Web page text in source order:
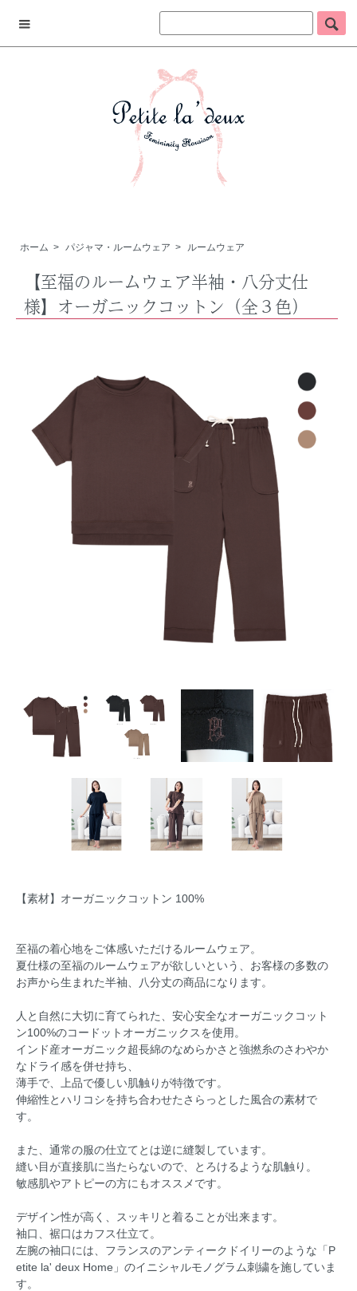
ホーム > パジャマ・ルームウェア > ルームウェア
【至福のルームウェア半袖・八分丈仕
様】オーガニックコットン（全３色）
【素材】オーガニックコットン 100%
至福の着心地をご体感いただけるルームウェア。
夏仕様の至福のルームウェアが欲しいという、お客様の多数の
お声から生まれた半袖、八分丈の商品になります。
人と自然に大切に育てられた、安心安全なオーガニックコット
ン100%のコードットオーガニックスを使用。
インド産オーガニック超長綿のなめらかさと強撚糸のさわやか
なドライ感を併せ持ち、
薄手で、上品で優しい肌触りが特徴です。
伸縮性とハリコシを持ち合わせたさらっとした風合の素材で
す。
また、通常の服の仕立てとは逆に縫製しています。
縫い目が直接肌に当たらないので、とろけるような肌触り。
敏感肌やアトピーの方にもオススメです。
デザイン性が高く、スッキリと着ることが出来ます。
袖口、裾口はカフス仕立て。
左腕の袖口には、フランスのアンティークドイリーのような「P
etite la' deux Home」のイニシャルモノグラム刺繍を施していま
す。